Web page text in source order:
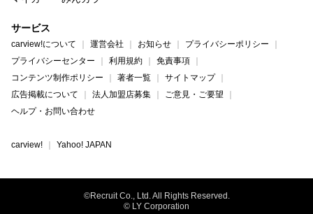
サービス
carview!について 運営会社 お知らせ
プライバシーポリシー
プライバシーセンター
利用規約
免責事項
コンテンツ制作ポリシー
著者一覧
サイトマップ
広告掲載について
法人加盟店募集
ご意見・ご要望
ヘルプ・お問い合わせ
carview! Yahoo! JAPAN
©Recruit Co., Ltd. All Rights Reserved.
© LY Corporation